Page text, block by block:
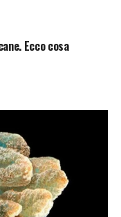
Ecco cosa